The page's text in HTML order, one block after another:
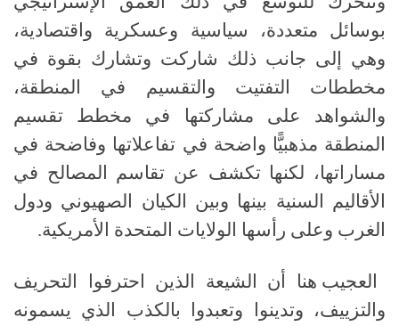
بوسائل متعددة، سياسية وعسكرية واقتصادية،
وهي إلى جانب ذلك شاركت وتشارك بقوة في
مخططات التفتيت والتقسيم في المنطقة،
والشواهد على مشاركتها في مخطط تقسيم
المنطقة مذهبيًّا واضحة في تفاعلاتها وفاضحة في
مساراتها، لكنها تكشف عن تقاسم المصالح في
الأقاليم السنية بينها وبين الكيان الصهيوني ودول
الغرب وعلى رأسها الولايات المتحدة الأمريكية.
العجيب هنا أن الشيعة الذين احترفوا التحريف
والتزييف، وتدينوا وتعبدوا بالكذب الذي يسمونه